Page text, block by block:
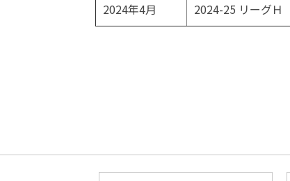
2024年4月 2024-25 リーグＨ